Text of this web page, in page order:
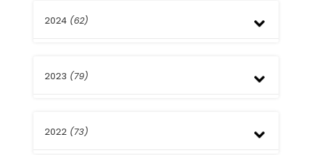
Septiembre
Mayo
2024 (62)
Septiembre
Mayo
2023 (79)
Octubre
2022 (73)